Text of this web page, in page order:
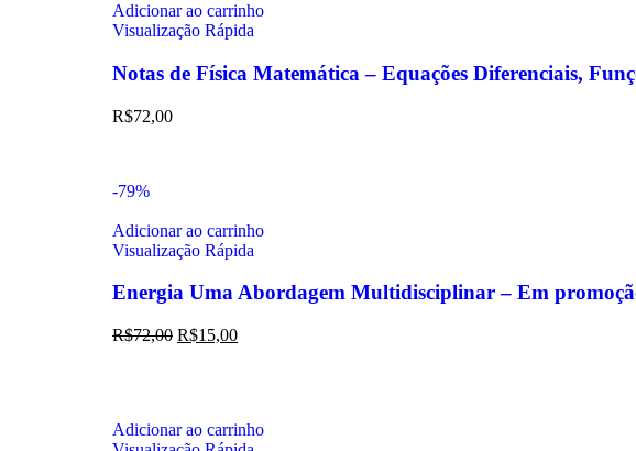
Adicionar ao carrinho
Visualização Rápida
Notas de Física Matemática – Equações Diferenciais,
R$72,00
-79%
Adicionar ao carrinho
Visualização Rápida
Energia Uma Abordagem Multidisciplinar – Em
R$72,00 R$15,00
Adicionar ao carrinho